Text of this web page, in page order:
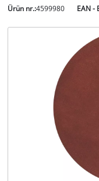
Türkçe
Ürün nr.:4599980 EAN -